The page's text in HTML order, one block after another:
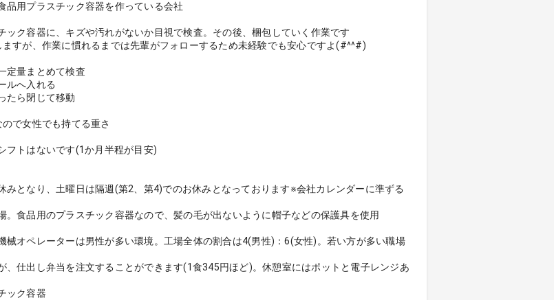
品用プラスチック容器を作っている会社
ック容器に、キズや汚れがないか目視で検査。その後、梱包していく作業です
すが、作業に慣れるまでは先輩がフォローするため未経験でも安心ですよ(#^^#)
定量まとめて検査
ルへ入れる
たら閉じて移動
で女性でも持てる重さ
フトはないです(1か月半程が目安)
となり、土曜日は隔週(第2、第4)でのお休みとなっております※会社カレンダーに準ずる
。食品用のプラスチック容器なので、髪の毛が出ないように帽子などの保護具を使用
械オペレーターは男性が多い環境。工場全体の割合は4(男性)：6(女性)。若い方が多い職場
、仕出し弁当を注文することができます(1食345円ほど)。休憩室にはポットと電子レンジあ
ック容器